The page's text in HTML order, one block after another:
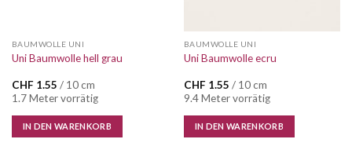
BAUMWOLLE UNI
Uni Baumwolle hell grau
CHF 1.55 / 10 cm
1.7 Meter vorrätig
IN DEN WARENKORB
BAUMWOLLE UNI
Uni Baumwolle ecru
CHF 1.55 / 10 cm
9.4 Meter vorrätig
IN DEN WARENKORB